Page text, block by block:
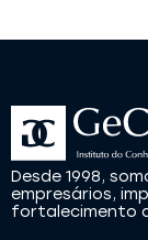
Desde 1998,
empresários,
fortalecimento